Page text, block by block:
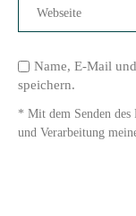
Name, E-Mail
speichern.
* Mit dem Senden
und Verarbeitung